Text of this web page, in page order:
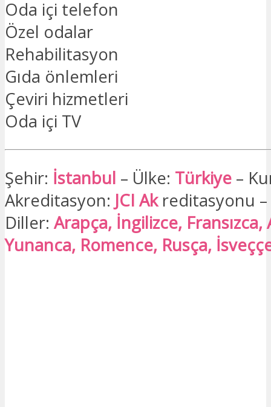
Oda içi telefon
Özel odalar
Rehabilitasyon
Gıda önlemleri
Çeviri hizmetleri
Oda içi TV
Şehir: İstanbul – Ülke: Türkiye –
Akreditasyon: JCI Akreditasyonu
Diller: Arapça, İngilizce, Fransızca,
Yunanca, Romence, Rusça,